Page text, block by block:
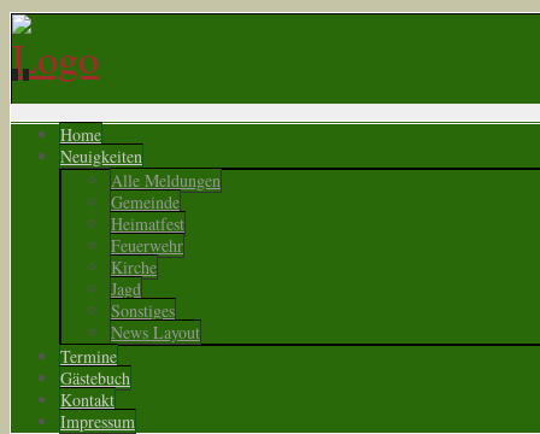
Home
Neuigkeiten
Alle Meldungen
Gemeinde
Heimatfest
Feuerwehr
Kirche
Jagd
Sonstiges
News Layout
Termine
Gästebuch
Kontakt
Impressum